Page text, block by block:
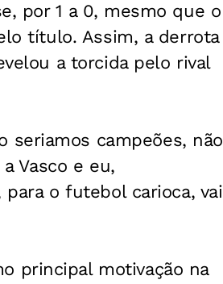
por 1 a 0, mesmo que o
título. Assim, a derrota
a torcida pelo rival
seriamos campeões, não
Vasco e eu,
o futebol carioca, vai
principal motivação na